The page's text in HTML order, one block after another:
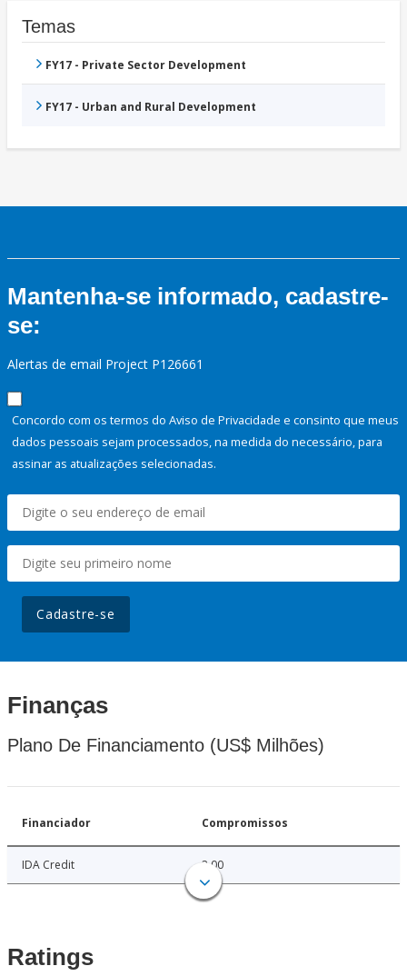
Temas
FY17 - Private Sector Development
FY17 - Urban and Rural Development
Mantenha-se informado, cadastre-
se:
Alertas de email Project P126661
Concordo com os termos do Aviso de Privacidade e consinto que meus
dados pessoais sejam processados, na medida do necessário, para
assinar as atualizações selecionadas.
Cadastre-se
Finanças
Plano De Financiamento (US$ Milhões)
Financiador Compromissos
IDA Credit 2.00
Ratings